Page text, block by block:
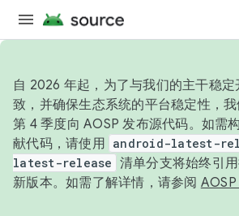
自 2026 年起，为了与我们的主干稳
致，并确保生态系统的平台稳定性，
第 4 季度向 AOSP 发布源代码。如需
献代码，请使用 android-latest-
latest-release 清单分支将始终引
新版本。如需了解详情，请参阅